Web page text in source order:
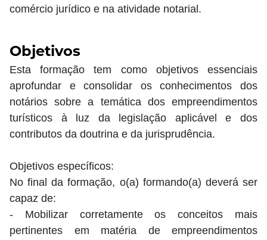
comércio jurídico e na atividade notarial.
Objetivos
Esta formação tem como objetivos essenciais
aprofundar e consolidar os conhecimentos dos
notários sobre a temática dos empreendimentos
turísticos à luz da legislação aplicável e dos
contributos da doutrina e da jurisprudência.
Objetivos específicos:
No final da formação, o(a) formando(a) deverá ser
capaz de:
- Mobilizar corretamente os conceitos mais
pertinentes em matéria de empreendimentos